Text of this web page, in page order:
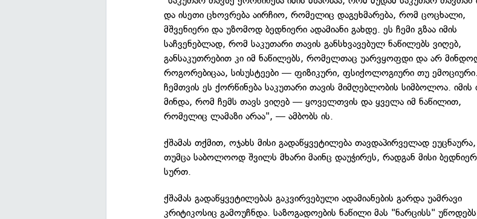
და ისეთი ცხოვრება აირჩიო, რომელიც დაგეხმარება, რომ ცოცხალი,
მშვენიერი და უზომოდ ბედნიერი ადამიანი გახდე. ეს ჩემი გზაა იმის
საჩვენებლად, რომ საკუთარი თავის განსხვავებულ ნაწილებს ვიღებ,
განსაკუთრებით კი იმ ნაწილებს, რომელთაც უარვყოფდი და არ
როგორებიცაა, სისუსტეები — ფიზიკური, ფსიქოლოგიური თუ ემოციური.
ჩემთვის ეს ქორწინება საკუთარი თავის მიმღებლობის სიმბოლოა. იმის
მინდა, რომ ჩემს თავს ვიღებ — ყოველთვის და ყველა იმ ნაწილით,
რომელიც ლამაზი არაა", — ამბობს ის.
ქშამას თქმით, ოჯახს მისი გადაწყვეტილება თავდაპირველად ეუცნაურა,
თუმცა საბოლოოდ შვილს მხარი მაინც დაუჭირეს, რადგან მისი
სურთ.
ქშამას გადაწყვეტილებას გაკვირვებული ადამიანების გარდა უამრავი
კრიტიკოსიც გამოუჩნდა. საზოგადოების ნაწილი მას "ნარცისს"